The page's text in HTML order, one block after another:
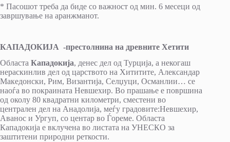
* Пасошот треба да биде со важност од мин. 6 месеци од
завршување на аранжманот.
КАПАДОКИЈА -престолнина на древните Хетити
Областа Кападокија, денес дел од Турција, а некогаш
нераскинлив дел од царството на Хититите, Александар
Македонски, Рим, Византија, Селџуци, Османлии… се
наоѓа во покраината Невшехир. Во прашање е површина
од околу 80 квадратни километри, сместени во
централен дел на Анадолија, меѓу градовите:Невшехир,
Аванос и Ургуп, со центар во Ѓореме. Областа
Кападокија е вклучена во листата на УНЕСКО за
заштитени природни реткости.